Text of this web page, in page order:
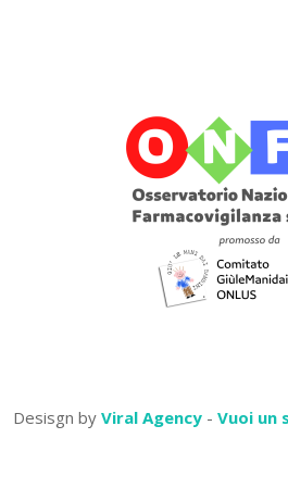
Desisgn by Viral Agency - Vuoi un